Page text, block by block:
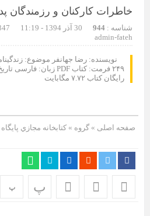
تجدید بیعت کارکنان شرکت پارس
انقلاب اسلامی ایران
مسابقات ورزشی در
مراسم عزاداری و ذکرمصیبت
شرکت زامیاد
تجربه‌ای میدانی از صنعت برای
دانش‌آموزان از خطوط تولید مگاموتور
مراسم بزرگداشت سالروز
برگزار شد
خاطرات کارکنان و رزمندگان
شناسه : 944 30 آذر 1394 - 11:19
admin-fateh
نویسنده: رضا جهانفر موضوع:
رایگان کتاب ۷.۷۲ مگابایت
صفحه اصلی » گروه » كتابخانه مجازي پايگاه
پ پ